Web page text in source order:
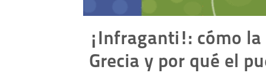
¡Infraganti!: cómo
Grecia y por qué el